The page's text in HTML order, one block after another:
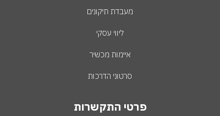
מעבדת תיקונים
ליווי עסקי
איימות מכשיר
סרטוני הדרכות
פרטי התקשרות